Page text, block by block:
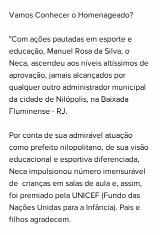
Vamos Conhecer o Homenageado?
"Com ações pautadas em esporte e
educação, Manuel Rosa da Silva, o
Neca, ascendeu aos níveis altíssimos de
aprovação, jamais alcançados por
qualquer outro administrador municipal
da cidade de Nilópolis, na Baixada
Fluminense - RJ.
Por conta de sua admirável atuação
como prefeito nilopolitano, de sua visão
educacional e esportiva diferenciada,
Neca impulsionou número imensurável
de  crianças em salas de aula e, assim,
foi premiado pela UNICEF (Fundo das
Nações Unidas para a Infância). Pais e
filhos agradecem.